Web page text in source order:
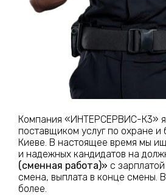
Компания «ИНТЕРСЕРВИС-К3»
поставщиком услуг по охране и
Киеве. В настоящее время мы
и надежных кандидатов на
(сменная работа)» с
смена, выплата в конце смены.
более.